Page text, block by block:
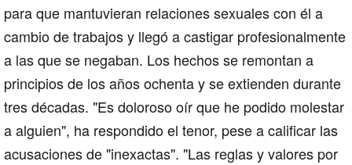
para que mantuvieran relaciones sexuales con él a
cambio de trabajos y llegó a castigar profesionalmente
a las que se negaban. Los hechos se remontan a
principios de los años ochenta y se extienden durante
tres décadas. "Es doloroso oír que he podido molestar
a alguien", ha respondido el tenor, pese a calificar las
acusaciones de "inexactas". "Las reglas y valores por